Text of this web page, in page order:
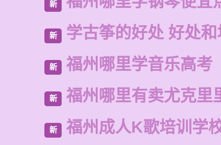
新
新 学古筝的好处 好处
新 福州哪里学音乐高考
新 福州哪里有卖尤克里
新 福州成人K歌培训学